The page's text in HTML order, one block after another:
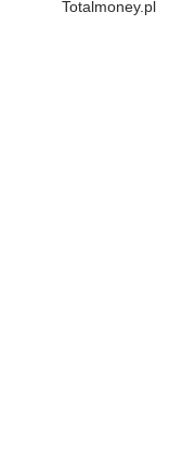
Totalmoney.pl